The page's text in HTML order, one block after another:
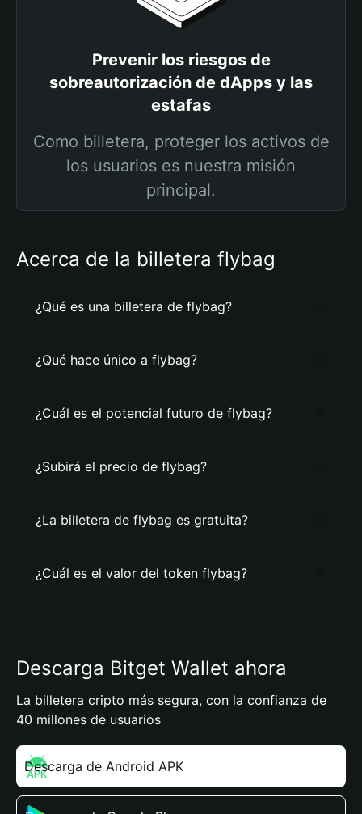
Prevenir los riesgos de
sobreautorización de dApps y las
estafas
Como billetera, proteger los activos de
los usuarios es nuestra misión
principal.
Acerca de la billetera flybag
¿Qué es una billetera de flybag?
¿Qué hace único a flybag?
¿Cuál es el potencial futuro de flybag?
¿Subirá el precio de flybag?
¿La billetera de flybag es gratuita?
¿Cuál es el valor del token flybag?
Descarga Bitget Wallet ahora
La billetera cripto más segura, con la confianza de
40 millones de usuarios
Descarga de Android APK